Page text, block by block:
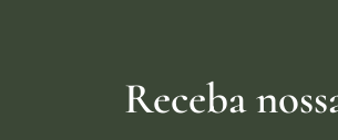
Receba